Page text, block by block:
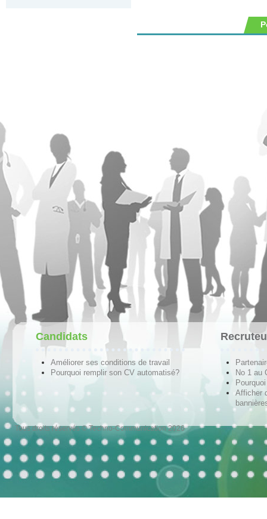
Candidats
Améliorer ses conditions de travail
Pourquoi remplir son CV automatisé?
No 1 au
Afficher
Tous droits réservés © Techno-Communication 2026